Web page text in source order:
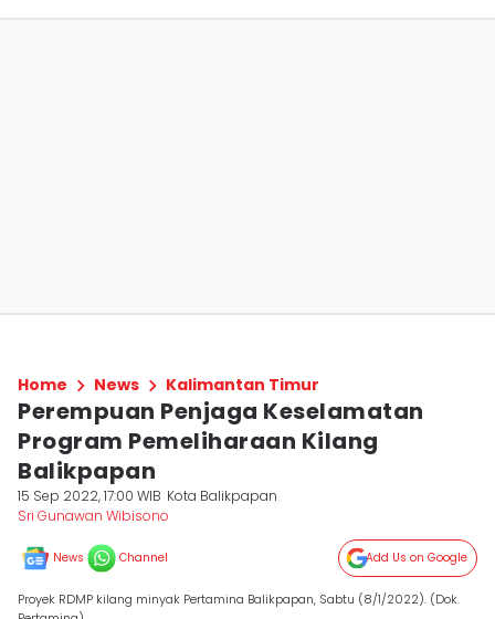
Home News Kalimantan Timur
Perempuan Penjaga Keselamatan
Program Pemeliharaan Kilang
Balikpapan
15 Sep 2022, 17:00 WIB Kota Balikpapan
Sri Gunawan Wibisono
News Channel Add Us on Google
Proyek RDMP kilang minyak Pertamina Balikpapan, Sabtu (8/1/2022). (Dok.